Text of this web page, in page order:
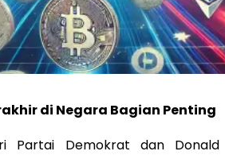
di Negara Bagian Penting
Partai Demokrat dan